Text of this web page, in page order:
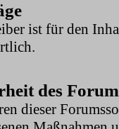
ist für den
des
dieser